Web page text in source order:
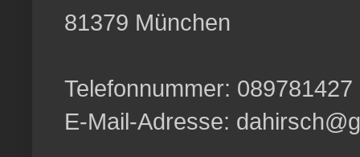
81379 München
Telefonnummer: 089781427
E-Mail-Adresse: